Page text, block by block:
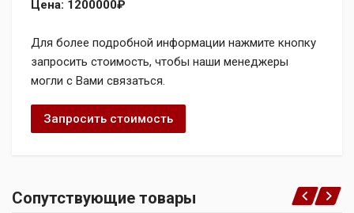
Цена: 1200000₽
Для более подробной информации нажмите кнопку
запросить стоимость, чтобы наши менеджеры
могли с Вами связаться.
Запросить стоимость
Сопутствующие товары